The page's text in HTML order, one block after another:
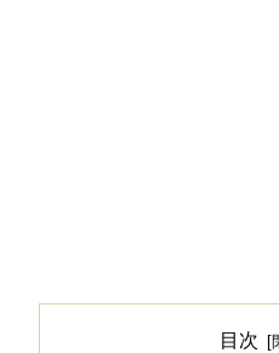
目次